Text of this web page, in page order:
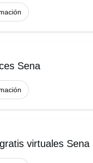
Sena
virtuales Sena